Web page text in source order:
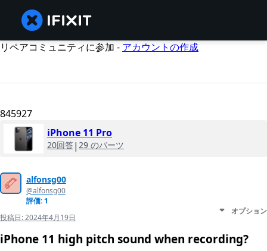
リペアコミュニティに参加 - アカウントの作成
845927
iPhone 11 Pro
20回答| 29 のパーツ
alfonsg00
@alfonsg00
評価: 1
投稿日:2024年4月19日
オプション
iPhone 11 high pitch sound when recording?